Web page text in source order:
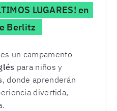
LUGARES! en
Berlitz
es un campamento
para niños y
, donde aprenderán
divertida,